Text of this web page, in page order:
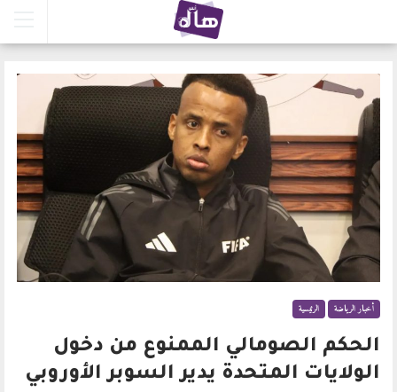
أخبار الرياضة الرئيسية
الحكم الصومالي الممنوع من دخول
الولايات المتحدة يدير السوبر الأوروبي